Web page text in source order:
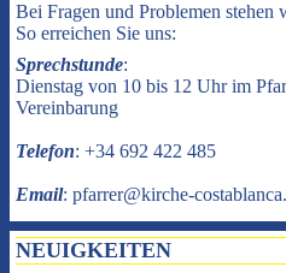
Bei Fragen und Problemen stehen
So erreichen Sie uns:
Sprechstunde:
Dienstag von 10 bis 12 Uhr im
Vereinbarung
Telefon: +34 692 422 485
Email: pfarrer@kirche-
NEUIGKEITEN